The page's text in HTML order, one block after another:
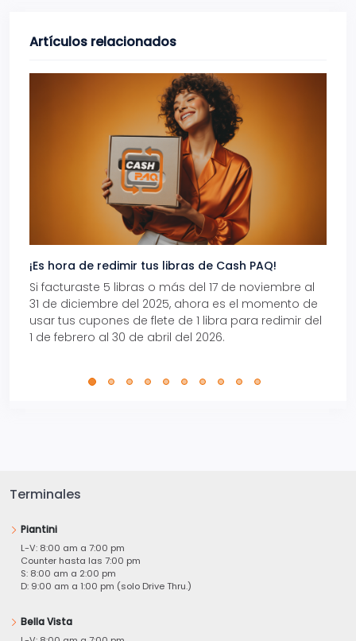
Artículos relacionados
¡Es hora de redimir tus libras de Cash PAQ!
Si facturaste 5 libras o más del 17 de noviembre al
31 de diciembre del 2025, ahora es el momento de
usar tus cupones de flete de 1 libra para redimir del
1 de febrero al 30 de abril del 2026.
Terminales
Piantini
L-V: 8:00 am a 7:00 pm
Counter hasta las 7:00 pm
S: 8:00 am a 2:00 pm
D: 9:00 am a 1:00 pm (solo Drive Thru.)
Bella Vista